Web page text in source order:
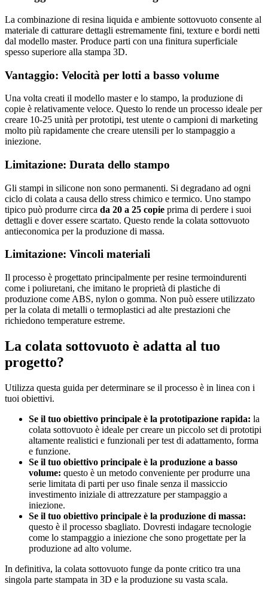
La combinazione di resina liquida e ambiente sottovuoto consente al
materiale di catturare dettagli estremamente fini, texture e bordi netti
dal modello master. Produce parti con una finitura superficiale
spesso superiore alla stampa 3D.
Vantaggio: Velocità per lotti a basso volume
Una volta creati il modello master e lo stampo, la produzione di
copie è relativamente veloce. Questo lo rende un processo ideale per
creare 10-25 unità per prototipi, test utente o campioni di marketing
molto più rapidamente che creare utensili per lo stampaggio a
iniezione.
Limitazione: Durata dello stampo
Gli stampi in silicone non sono permanenti. Si degradano ad ogni
ciclo di colata a causa dello stress chimico e termico. Uno stampo
tipico può produrre circa da 20 a 25 copie prima di perdere i suoi
dettagli e dover essere scartato. Questo rende la colata sottovuoto
antieconomica per la produzione di massa.
Limitazione: Vincoli materiali
Il processo è progettato principalmente per resine termoindurenti
come i poliuretani, che imitano le proprietà di plastiche di
produzione come ABS, nylon o gomma. Non può essere utilizzato
per la colata di metalli o termoplastici ad alte prestazioni che
richiedono temperature estreme.
La colata sottovuoto è adatta al tuo
progetto?
Utilizza questa guida per determinare se il processo è in linea con i
tuoi obiettivi.
Se il tuo obiettivo principale è la prototipazione rapida: la
colata sottovuoto è ideale per creare un piccolo set di prototipi
altamente realistici e funzionali per test di adattamento, forma
e funzione.
Se il tuo obiettivo principale è la produzione a basso
volume: questo è un metodo conveniente per produrre una
serie limitata di parti per uso finale senza il massiccio
investimento iniziale di attrezzature per stampaggio a
iniezione.
Se il tuo obiettivo principale è la produzione di massa:
questo è il processo sbagliato. Dovresti indagare tecnologie
come lo stampaggio a iniezione che sono progettate per la
produzione ad alto volume.
In definitiva, la colata sottovuoto funge da ponte critico tra una
singola parte stampata in 3D e la produzione su vasta scala.